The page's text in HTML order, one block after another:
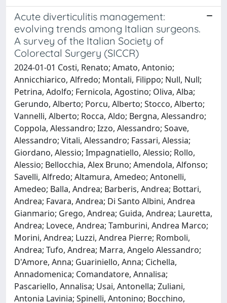
Acute diverticulitis management:
evolving trends among Italian surgeons.
A survey of the Italian Society of
Colorectal Surgery (SICCR)
2024-01-01 Costi, Renato; Amato, Antonio;
Annicchiarico, Alfredo; Montali, Filippo; Null, Null;
Petrina, Adolfo; Fernicola, Agostino; Oliva, Alba;
Gerundo, Alberto; Porcu, Alberto; Stocco, Alberto;
Vannelli, Alberto; Rocca, Aldo; Bergna, Alessandro;
Coppola, Alessandro; Izzo, Alessandro; Soave,
Alessandro; Vitali, Alessandro; Fassari, Alessia;
Giordano, Alessio; Impagnatiello, Alessio; Rollo,
Alessio; Bellocchia, Alex Bruno; Amendola, Alfonso;
Savelli, Alfredo; Altamura, Amedeo; Antonelli,
Amedeo; Balla, Andrea; Barberis, Andrea; Bottari,
Andrea; Favara, Andrea; Di Santo Albini, Andrea
Gianmario; Grego, Andrea; Guida, Andrea; Lauretta,
Andrea; Lovece, Andrea; Tamburini, Andrea Marco;
Morini, Andrea; Luzzi, Andrea Pierre; Romboli,
Andrea; Tufo, Andrea; Marra, Angelo Alessandro;
D'Amore, Anna; Guariniello, Anna; Cichella,
Annadomenica; Comandatore, Annalisa;
Pascariello, Annalisa; Usai, Antonella; Zuliani,
Antonia Lavinia; Spinelli, Antonino; Bocchino,